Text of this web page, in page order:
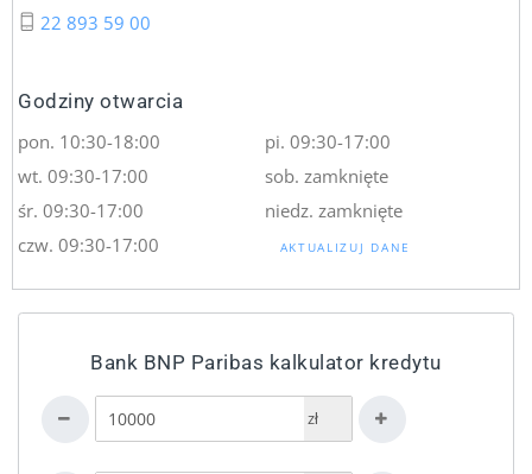
22 893 59 00
Godziny otwarcia
pon. 10:30-18:00
wt. 09:30-17:00
śr. 09:30-17:00
czw. 09:30-17:00
pi. 09:30-17:00
sob. zamknięte
niedz. zamknięte
AKTUALIZUJ DANE
Bank BNP Paribas kalkulator kredytu
zł